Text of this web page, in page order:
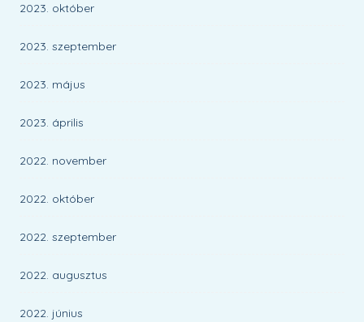
2023. október
2023. szeptember
2023. május
2023. április
2022. november
2022. október
2022. szeptember
2022. augusztus
2022. június